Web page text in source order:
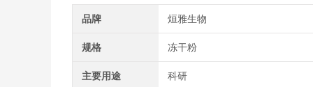
品牌 烜雅生物
规格 冻干粉
主要用途 科研